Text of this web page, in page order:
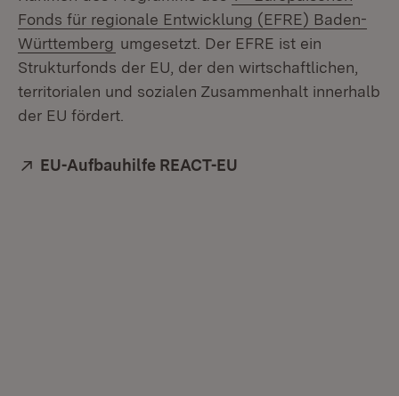
Fonds für regionale Entwicklung (EFRE) Baden-
Württemberg (Öffnet in neuem Fenster)
umgesetzt. Der EFRE ist ein
Strukturfonds der EU, der den wirtschaftlichen,
territorialen und sozialen Zusammenhalt innerhalb
der EU fördert.
Extern:
EU-Aufbauhilfe REACT-EU